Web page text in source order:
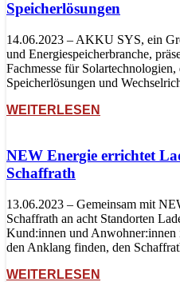
Speicherlösungen
14.06.2023 – AKKU SYS, ein
und Energiespeicherbranche,
Fachmesse für
Speicherlösungen und
WEITERLESEN
NEW Energie errichtet
Schaffrath
13.06.2023 – Gemeinsam mit
Schaffrath an acht Standorten
Kund:innen und Anwohner:innen
den Anklang finden, den
WEITERLESEN